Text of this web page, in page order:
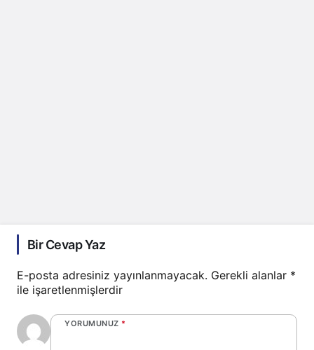
Bir Cevap Yaz
E-posta adresiniz yayınlanmayacak. Gerekli alanlar *
ile işaretlenmişlerdir
YORUMUNUZ *